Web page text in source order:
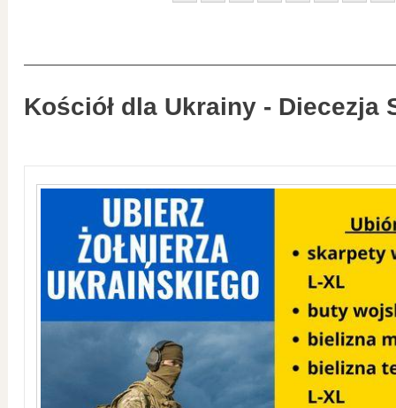
Kościół dla Ukrainy - Diecezja